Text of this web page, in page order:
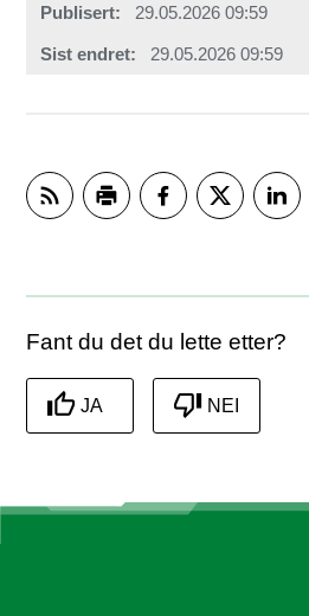
Publisert 29.05.2026 09:59
Sist endret 29.05.2026 09:59
Fant du det du lette etter?
JA NEI